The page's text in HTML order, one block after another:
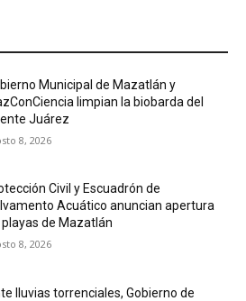
Municipal de Mazatlán y
limpian la biobarda del
Juárez
8, 2026
Civil y Escuadrón de
Acuático anuncian apertura
playas de Mazatlán
8, 2026
lluvias torrenciales, Gobierno de